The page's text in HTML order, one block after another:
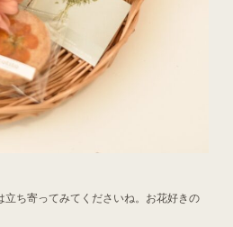
立ち寄ってみてくださいね。お花好きの